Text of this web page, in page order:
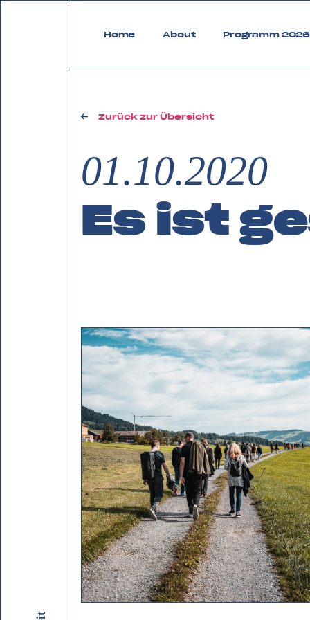
Home About Programm 2026
Zurück zur Übersicht
01.10.2020
Es ist